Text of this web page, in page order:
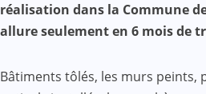
réalisation dans la Commune
allure seulement en 6 mois de
Bâtiments tôlés, les murs peints,